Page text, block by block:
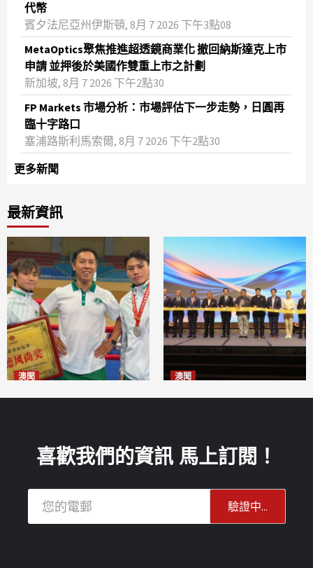
代幣
賓夕法尼亞州伊斯頓, 8月 7 2026 下午3點08
MetaOptics聚焦推進超透鏡商業化 撤回納斯達克上市
申請 並押後於美國作雙重上市之計劃
新加坡, 8月 7 2026 下午2點30
FP Markets 市場分析：市場評估下一步走勢，日圓再
臨十字路口
塞浦路斯利馬索爾, 8月 7 2026 下午2點30
更多新聞
最新資訊
澳聞 澳聞
喜歡我們的資訊 馬上訂閱！